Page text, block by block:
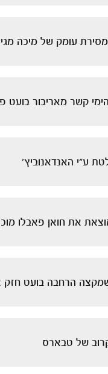
עומק של מיכה
קשר מאריבור בועט
ע"י האנדאנוביץ'
את חואן פאבלו
הרחבה בועט חזק
של טבארס